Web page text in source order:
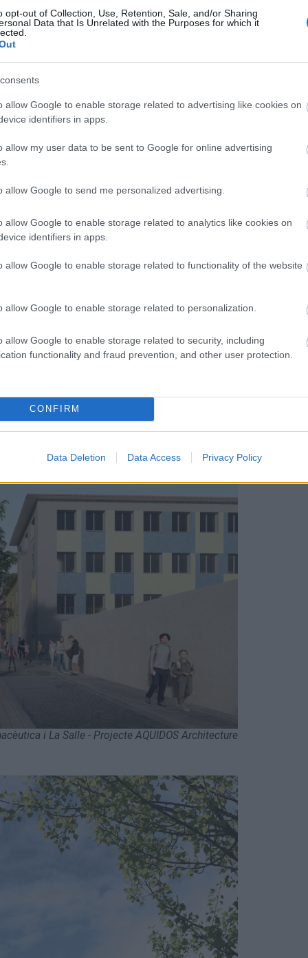
opt-out of Collection, Use, Retention, Sale, and/or Sharing
Data that Is Unrelated with the Purposes for which it
allow Google to enable storage related to advertising like cookies on
identifiers in apps.
allow my user data to be sent to Google for online advertising
allow Google to send me personalized advertising.
allow Google to enable storage related to analytics like cookies on
identifiers in apps.
allow Google to enable storage related to functionality of the website
allow Google to enable storage related to personalization.
allow Google to enable storage related to security, including
functionality and fraud prevention, and other user protection.
CONFIRM
Data Deletion Data Access Privacy Policy
verda i millores dels espais
millora urbana número 3 la Piara, inclou,
la creació d’una zona verda que
també implicarà la reurbanització
uns 2.000 metres quadrats de carrers.
el que es coneix popularment
els espais públics. D'una banda, des
de l'espai industrial, on els edificis
que destaca és la construcció
També es crearà un nou parc que
de Manlleu i que connectarà
i La Salle - Projecte AQUIDOS Architecture